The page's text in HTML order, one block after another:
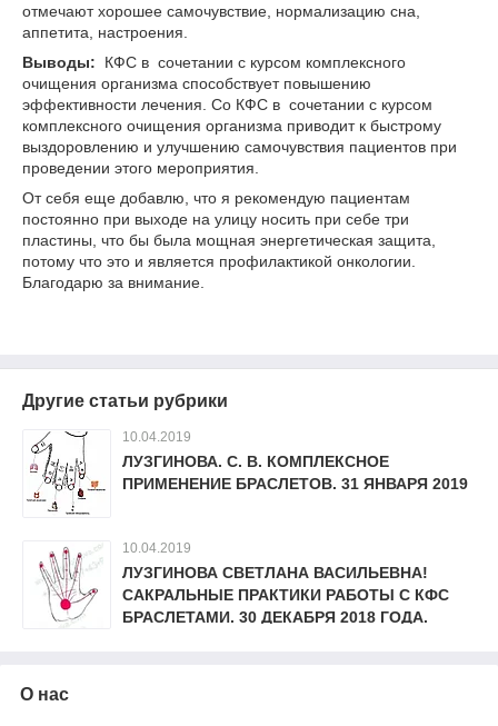
отмечают хорошее самочувствие, нормализацию сна,
аппетита, настроения.
Выводы:
КФС в сочетании с курсом комплексного
очищения организма способствует повышению
эффективности лечения. Со КФС в сочетании с курсом
комплексного очищения организма приводит к быстрому
выздоровлению и улучшению самочувствия пациентов при
проведении этого мероприятия.
От себя еще добавлю, что я рекомендую пациентам
постоянно при выходе на улицу носить при себе три
пластины, что бы была мощная энергетическая защита,
потому что это и является профилактикой онкологии.
Благодарю за внимание.
Другие статьи рубрики
10.04.2019
ЛУЗГИНОВА. С. В. КОМПЛЕКСНОЕ
ПРИМЕНЕНИЕ БРАСЛЕТОВ. 31 ЯНВАРЯ 2019
10.04.2019
ЛУЗГИНОВА СВЕТЛАНА ВАСИЛЬЕВНА!
САКРАЛЬНЫЕ ПРАКТИКИ РАБОТЫ С КФС
БРАСЛЕТАМИ. 30 ДЕКАБРЯ 2018 ГОДА.
О нас